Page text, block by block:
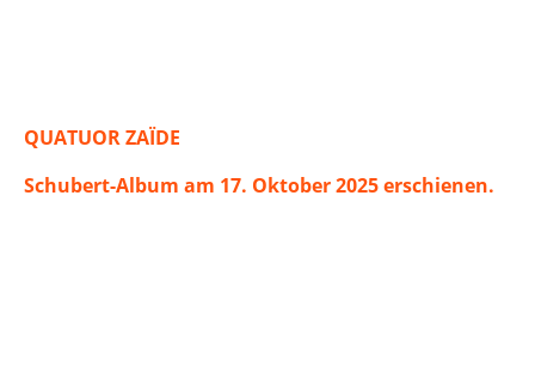
QUATUOR ZAÏDE
Schubert-Album am 17. Oktober 2025 erschienen.